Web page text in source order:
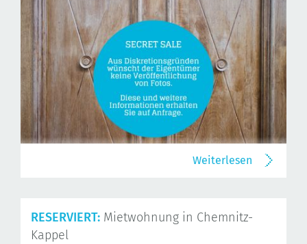
Weiterlesen
RESERVIERT: Mietwohnung in Chemnitz-
Kappel